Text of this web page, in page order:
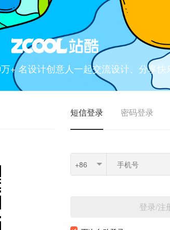
+ 名设计创意人一起交流设计、分享快